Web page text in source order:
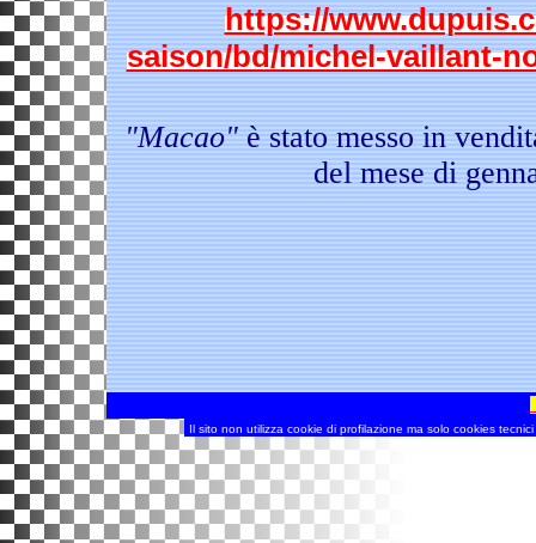
https://
saison/bd/michel-vaillant-
"Macao"è stato messo in
del mese di
Il sito non utilizza cookie di profilazione ma solo cookies